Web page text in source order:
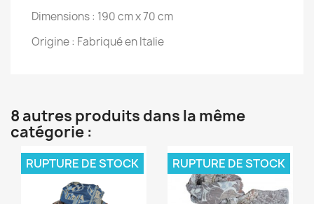
Dimensions : 190 cm x 70 cm
Origine : Fabriqué en Italie
8 autres produits dans la même
catégorie :
RUPTURE DE STOCK RUPTURE DE STOCK